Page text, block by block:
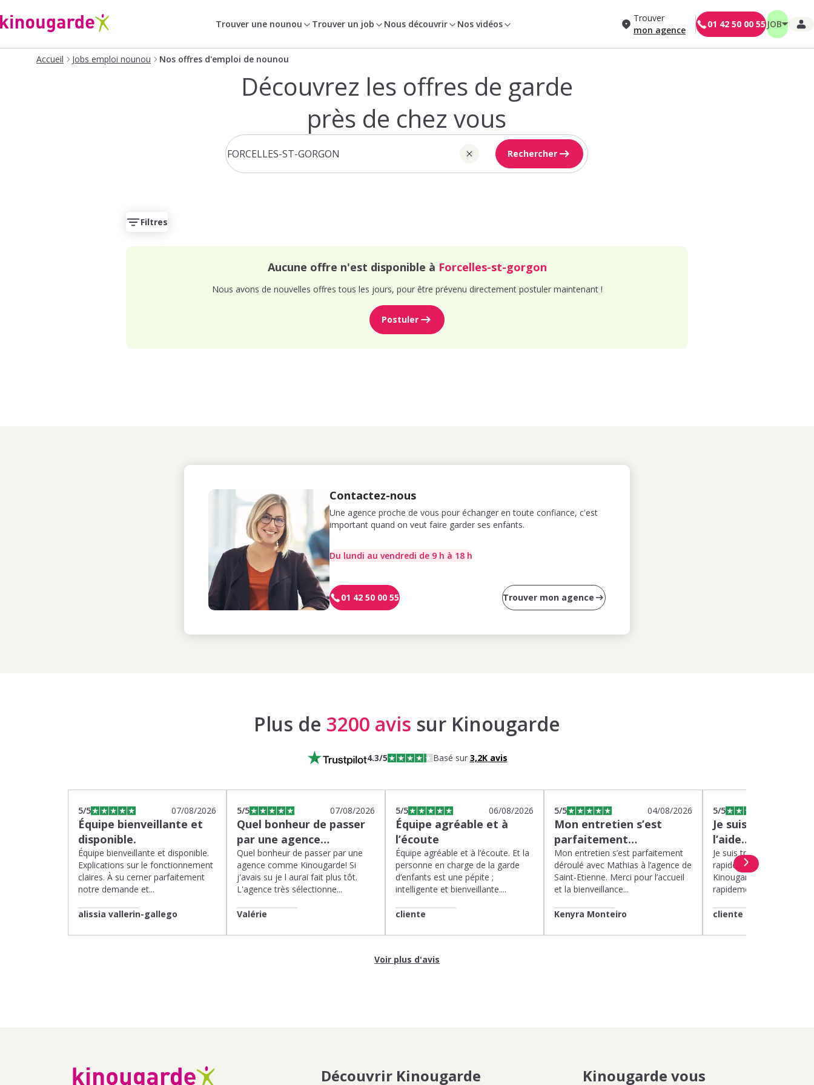
Trouver une nounou Trouver un job Nous découvrir Nos vidéos
Trouver
mon agence
01 42 50 00 55 JOB
Accueil Jobs emploi nounou Nos offres d'emploi de nounou
Découvrez les offres de garde
près de chez vous
Rechercher
Filtres
Aucune offre n'est disponible à Forcelles-st-gorgon
Nous avons de nouvelles offres tous les jours, pour être prévenu directement postuler maintenant !
Postuler
Contactez-nous
Une agence proche de vous pour échanger en toute confiance, c'est
important quand on veut faire garder ses enfants.
Du lundi au vendredi de 9 h à 18 h
01 42 50 00 55 Trouver mon agence
Plus de 3200 avis sur Kinougarde
4.3/5 Basé sur 3,2Kavis
5/5 07/08/2026
Équipe bienveillante et
disponible.
Équipe bienveillante et disponible.
Explications sur le fonctionnement
claires. À su cerner parfaitement
notre demande et...
alissia vallerin-gallego
5/5 07/08/2026
Quel bonheur de passer
par une agence…
Quel bonheur de passer par une
agence comme Kinougarde! Si
j'avais su je l aurai fait plus tôt.
L'agence très sélectionne...
Valérie
5/5 06/08/2026
Équipe agréable et à
l’écoute
Équipe agréable et à l’écoute. Et la
personne en charge de la garde
d’enfants est une pépite ;
intelligente et bienveillante....
cliente
5/5 04/08/2026
Mon entretien s’est
parfaitement…
Mon entretien s’est parfaitement
déroulé avec Mathias à l’agence de
Saint-Etienne. Merci pour l’accueil
et la bienveillance...
Kenyra Monteiro
5/5
Je suis très
l’aide…
Je suis très satisfaite de
rapide et efficace
Kinougarde. On m’a
rapidement et une
cliente
Voir plus d'avis
Découvrir Kinougarde
Kinougarde vous